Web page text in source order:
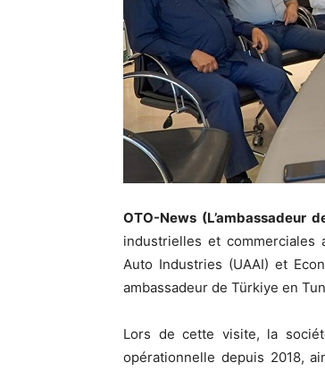
OTO-News (L’ambassadeur
industrielles et commerciales
Auto Industries (UAAI) et
ambassadeur de Türkiye en
Lors de cette visite, la
opérationnelle depuis 2018,